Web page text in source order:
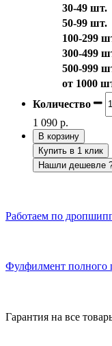
30-49 шт.
50-99 шт.
100-299
300-499
500-999
от 1000
Количество
1 090 р.
В корзину
Купить в 1 клик
Нашли дешевле
Работаем по
Фулфилмент полного
Гарантия на все